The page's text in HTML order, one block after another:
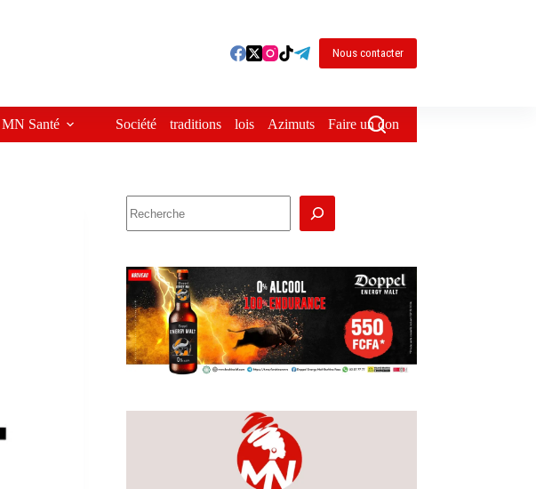
Nous contacter
MN Santé Société traditions lois Azimuts Faire un don